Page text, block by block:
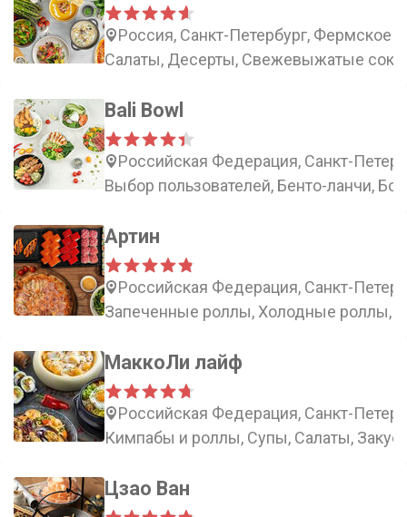
Россия, Санкт-Петербург, Фермское
Салаты, Десерты, Свежевыжатые
Bali Bowl
Российская Федерация, Санкт-
Выбор пользователей, Бенто-ланчи,
Артин
Российская Федерация, Санкт-
Запеченные роллы, Холодные роллы,
МаккоЛи лайф
Российская Федерация, Санкт-
Кимпабы и роллы, Супы, Салаты,
Цзао Ван